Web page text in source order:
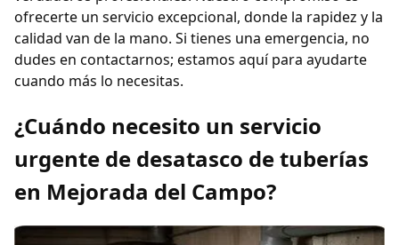
ofrecerte un servicio excepcional, donde la rapidez y la
calidad van de la mano. Si tienes una emergencia, no
dudes en contactarnos; estamos aquí para ayudarte
cuando más lo necesitas.
¿Cuándo necesito un servicio
urgente de desatasco de tuberías
en Mejorada del Campo?